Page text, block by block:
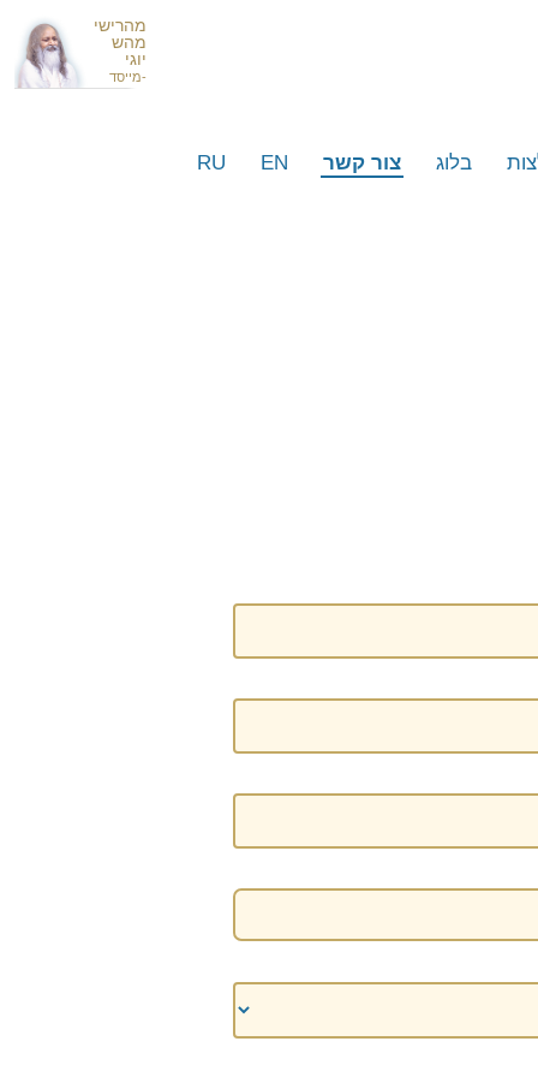
מהרישי
מהש
יוגי
-מייסד
בלוג צור קשר EN
RU